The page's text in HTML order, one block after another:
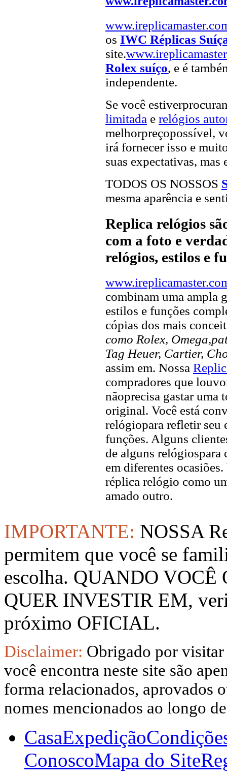
os IWC Réplicas
site.
Rolex suíço, e é
independente.
Se você
limitada e relógios
melhorpreçopossível,
irá fornecer isso e
suas expectativas, mas
TODOS OS NOSSOS
mesma aparência e
Replica relógios
com a foto e
relógios, estilos e
combinam uma ampla
estilos e funções
cópias dos mais
como Rolex,
Tag Heuer, Cartier,
assim em. Nossa
compradores que
nãoprecisa gastar uma
original. Você está
relógiopara refletir seu
funções. Alguns
de alguns relógiospara
em diferentes
réplica relógio como
amado outro.
IMPORTANTE: NOSSA
permitem que você se
escolha. QUANDO
QUER INVESTIR EM,
próximo OFICIAL.
Disclaimer: Obrigado por visitar
você encontra neste site são
forma relacionados, aprovados
nomes mencionados ao longo
CasaExpedição
ConoscoMapa do Site